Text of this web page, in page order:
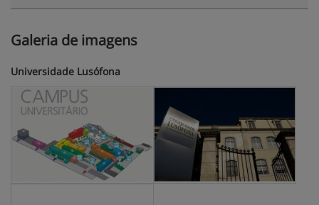
Galeria de imagens
Universidade Lusófona